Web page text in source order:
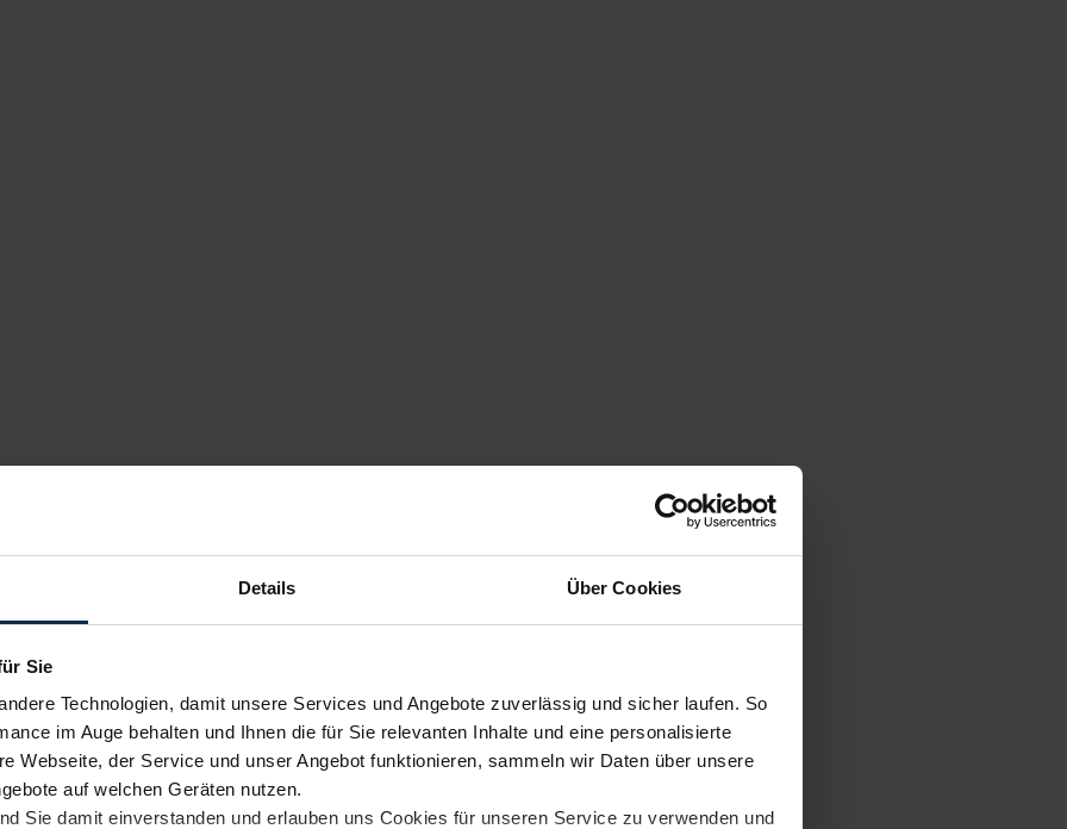
Details Über Cookies
Sie
Technologien, damit unsere Services und Angebote zuverlässig und sicher laufen. So
im Auge behalten und Ihnen die für Sie relevanten Inhalte und eine personalisierte
Webseite, der Service und unser Angebot funktionieren, sammeln wir Daten über unsere
auf welchen Geräten nutzen.
Sie damit einverstanden und erlauben uns Cookies für unseren Service zu verwenden und